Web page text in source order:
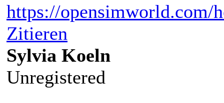
https://opensimworld.com/
Zitieren
Sylvia Koeln
Unregistered